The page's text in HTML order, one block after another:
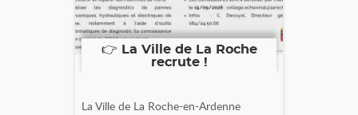
👉 La Ville de La Roche
recrute !
La Ville de La Roche-en-Ardenne